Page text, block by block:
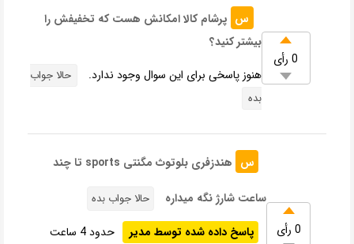
0 رأی
س پرشام کالا امکانش هست که تخفیفش را
بیشتر کنید؟
هنوز پاسخی برای این سوال وجود ندارد.
حالا جواب
بده
0 رأی
س هندزفری بلوتوث مگنتی sports تا چند
ساعت شارژ نگه میداره حالا جواب بده
پاسخ داده شده توسط مدیر
حدود 4 ساعت